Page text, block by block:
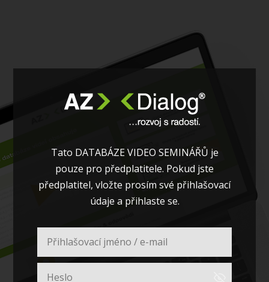
Tato DATABÁZE VIDEO SEMINÁŘŮ je
pouze pro předplatitele. Pokud jste
předplatitel, vložte prosím své přihlašovací
údaje a přihlaste se.